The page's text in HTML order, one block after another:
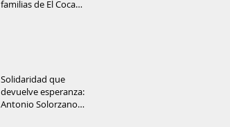
familias de El Coca
Solidaridad que
devuelve esperanza:
Antonio Solorzano